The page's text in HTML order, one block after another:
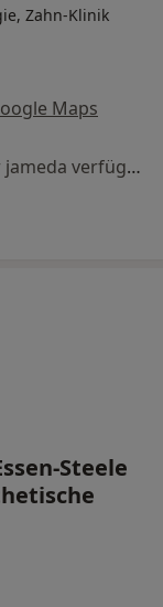
Zahn-Klinik
Maps
Keine Online-Terminbuchung über jameda verfügbar
Steele